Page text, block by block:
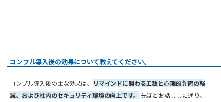
コンプル導入後の効果について教えてください。
コンプル導入後の主な効果は、
リマインドに関わる工数と心理的負荷の軽
減、および社内のセキュリティ環境の向上です。
先ほどお話しした通り、